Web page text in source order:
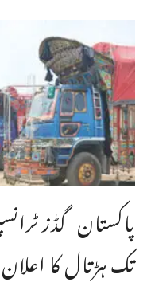
پاکستان گڈز
تک ہڑتال کا اعلان